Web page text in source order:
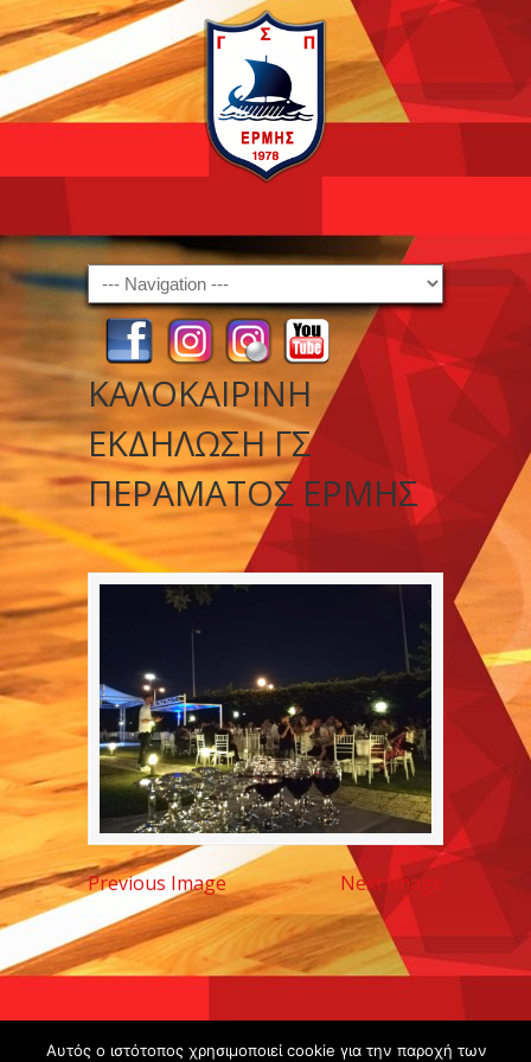
Navigation
ΚΑΛΟΚΑΙΡΙΝΗ
ΕΚΔΗΛΩΣΗ ΓΣ
ΠΕΡΑΜΑΤΟΣ ΕΡΜΗΣ
Previous Image Next Image
Copyright ©
Αυτός ο ιστότοπος χρησιμοποιεί cookie για την παροχή των